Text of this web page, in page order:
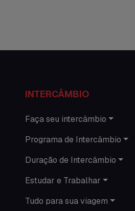
INTERCÂMBIO
Faça seu intercâmbio
Programa de Intercâmbio
Duração de Intercâmbio
Estudar e Trabalhar
Tudo para sua viagem